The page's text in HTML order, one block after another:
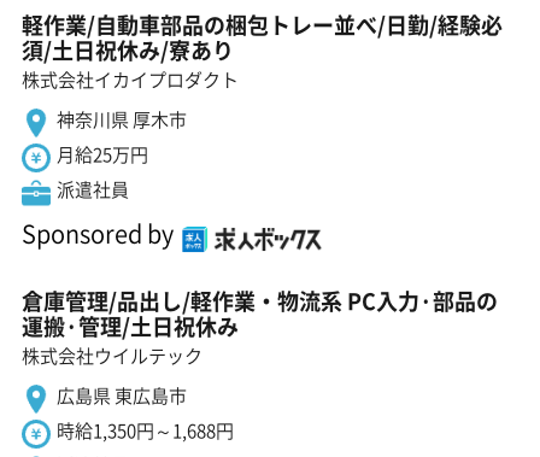
軽作業/自動車部品の梱包トレー並べ/日勤/経験必
須/土日祝休み/寮あり
株式会社イカイプロダクト
神奈川県 厚木市
月給25万円
派遣社員
Sponsored by
倉庫管理/品出し/軽作業・物流系 PC入力·部品の
運搬·管理/土日祝休み
株式会社ウイルテック
広島県 東広島市
時給1,350円～1,688円